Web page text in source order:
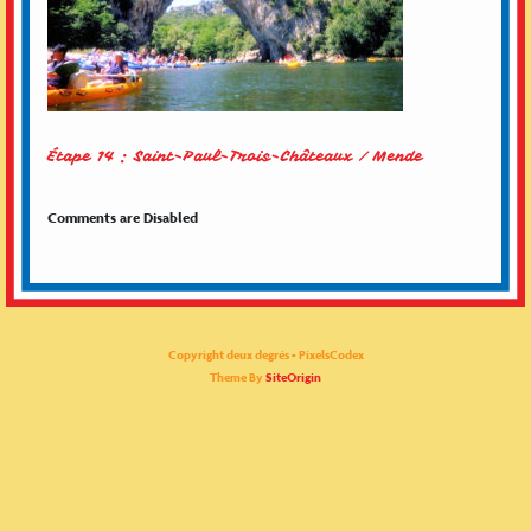
Étape 14 : Saint-Paul-Trois-Châteaux / Mende
Comments are Disabled
Copyright deux degrés - PixelsCodex
Theme By SiteOrigin